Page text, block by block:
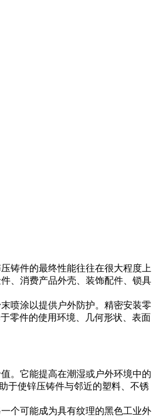
铸件的最终性能往往在很大程度上
、消费产品外壳、装饰配件、锁具
喷涂以提供户外防护。精密安装零
零件的使用环境、几何形状、表面
。它能提高在潮湿或户外环境中的
于使锌压铸件与邻近的塑料、不锈
个可能成为具有纹理的黑色工业外